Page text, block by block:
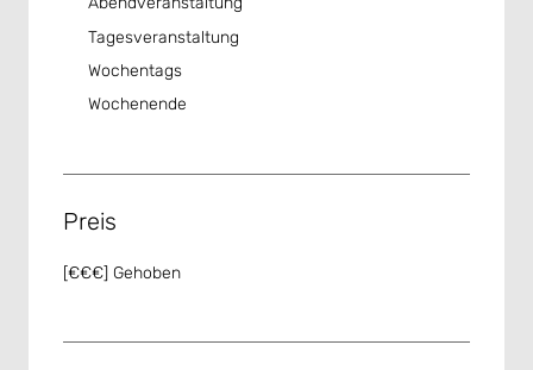
Tagesveranstaltung
Wochentags
Wochenende
Preis
[€€€] Gehoben